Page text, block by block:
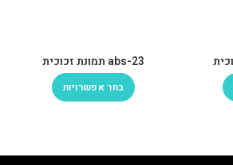
abs-23 תמונת זכוכית
בחר אפשרויות